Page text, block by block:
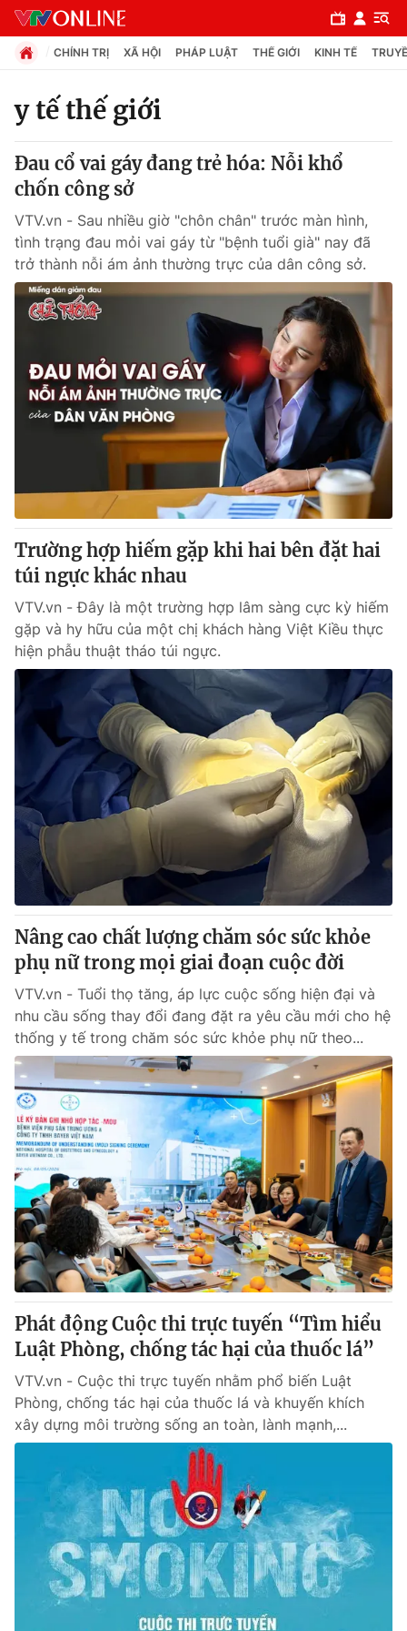
Chuyên mục
Chính trị
Xã hội
Pháp luật
Thế giới
Câu chuyện quốc tế
Thị trường
Góc doanh nghiệp
Dữ liệu và đời sống
Truyền hình
Phim VTV
Hậu trường
Nhân vật
Giải sao mai
Giải trí
Điện ảnh
Âm nhạc
Sao
Đời sống
Làm đẹp
Chất lượng cuộc sống
Giáo dục
Tuyển sinh
Học trực tuyến
Công nghệ
Hitech Công nghệ tương lai
Sản phẩm
Thị trường
Tư vấn
Giao lưu trực tuyến
Lịch phát sóng
Chuyên mục khác
Emagazine Podcast
Photo Infographic
Video Shorts video
VTV Money VTV Thể thao
VTV Sức khoẻ Bất động sản
Thị trường 24h Tấm lòng Việt
VTV4 Vươn mình bằng AI
VTV9 VTV8
Liên hệ tòa soạn English
THỜI BÁO VTV
Theo dõi báo trên
Cơ quan chủ quản:Đài Truyền hình Việt Nam
Thời báo VTV
CHÍNH TRỊ XÃ HỘI PHÁP LUẬT THẾ GIỚI KINH TẾ
y tế thế giới
Đau cổ vai gáy đang trẻ hóa: Nỗi khổ
chốn công sở
VTV.vn - Sau nhiều giờ "chôn chân" trước màn hình,
tình trạng đau mỏi vai gáy từ "bệnh tuổi già" nay đã
trở thành nỗi ám ảnh thường trực của dân công sở.
Trường hợp hiếm gặp khi hai bên đặt hai
túi ngực khác nhau
VTV.vn - Đây là một trường hợp lâm sàng cực kỳ hiếm
gặp và hy hữu của một chị khách hàng Việt Kiều thực
hiện phẫu thuật tháo túi ngực.
Nâng cao chất lượng chăm sóc sức khỏe
phụ nữ trong mọi giai đoạn cuộc đời
VTV.vn - Tuổi thọ tăng, áp lực cuộc sống hiện đại và
nhu cầu sống thay đổi đang đặt ra yêu cầu mới cho hệ
thống y tế trong chăm sóc sức khỏe phụ nữ theo...
Phát động Cuộc thi trực tuyến “Tìm hiểu
Luật Phòng, chống tác hại của thuốc lá”
VTV.vn - Cuộc thi trực tuyến nhằm phổ biến Luật
Phòng, chống tác hại của thuốc lá và khuyến khích
xây dựng môi trường sống an toàn, lành mạnh,...